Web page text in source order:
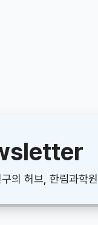
의 허브, 한림과학